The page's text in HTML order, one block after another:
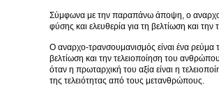
Σύμφωνα με την παραπάνω άποψη, ο αναρχο-
φύσης και ελευθερία για τη βελτίωση και
Ο αναρχο-τρανσουμανισμός είναι ένα ρεύμα
βελτίωση και την τελειοποίηση του
όταν η πρωταρχική του αξία είναι η
της τελειότητας από τους μετανθρώπους.